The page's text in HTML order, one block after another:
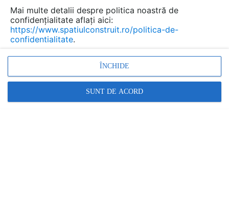
Mai multe detalii despre politica noastră de
confidențialitate aflați aici:
https://www.spatiulconstruit.ro/politica-de-
confidentialitate.
ÎNCHIDE
SUNT DE ACORD